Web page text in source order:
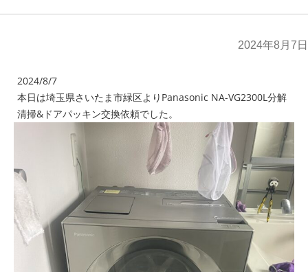
2024年8月7日
2024/8/7
本日は埼玉県さいたま市緑区よりPanasonic NA-VG2300L分解
清掃&ドアパッキン交換依頼でした。